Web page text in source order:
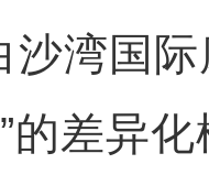
沙湾国
的差异